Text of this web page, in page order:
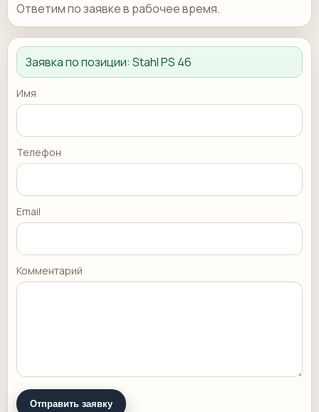
Ответим по заявке в рабочее время.
Заявка по позиции: Stahl PS 46
Имя
Телефон
Email
Комментарий
Отправить заявку